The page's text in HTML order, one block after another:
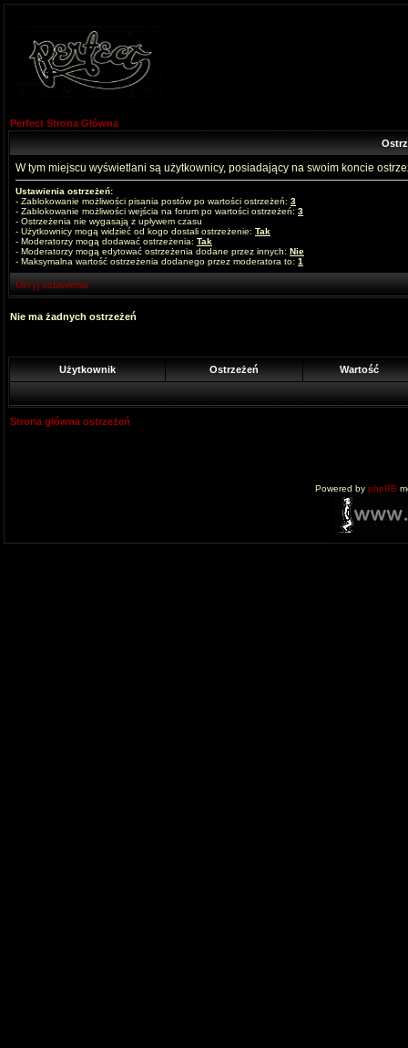
Perfect Strona Główna
W tym miejscu wyświetlani są użytkownicy, posiadający na swoim koncie
Ustawienia ostrzeżeń:
- Zablokowanie możliwości pisania postów po wartości ostrzeżeń: 3
- Zablokowanie możliwości wejścia na forum po wartości ostrzeżeń: 3
- Ostrzeżenia nie wygasają z upływem czasu
- Użytkownicy mogą widzieć od kogo dostali ostrzeżenie: Tak
- Moderatorzy mogą dodawać ostrzeżenia: Tak
- Moderatorzy mogą edytować ostrzeżenia dodane przez innych: Nie
- Maksymalna wartość ostrzeżenia dodanego przez moderatora to: 1
Ukryj ustawienia
Nie ma żadnych ostrzeżeń
Użytkownik Ostrzeżeń Wartość
Strona główna ostrzeżeń
Powered by phpBB